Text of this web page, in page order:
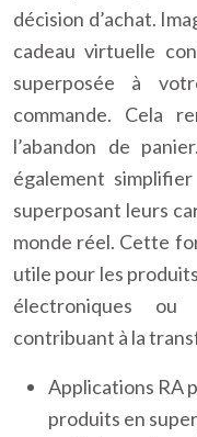
décision d’achat.
cadeau virtuelle
superposée à
commande. Cela
l’abandon de
également
superposant leurs
monde réel. Cette
utile pour les
électroniques
contribuant à la
Applications RA
produits en